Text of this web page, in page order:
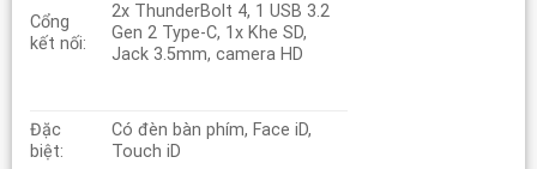
Cổng
kết nối:
2x ThunderBolt 4, 1 USB 3.2
Gen 2 Type-C, 1x Khe SD,
Jack 3.5mm, camera HD
Đặc
biệt:
Có đèn bàn phím, Face iD,
Touch iD